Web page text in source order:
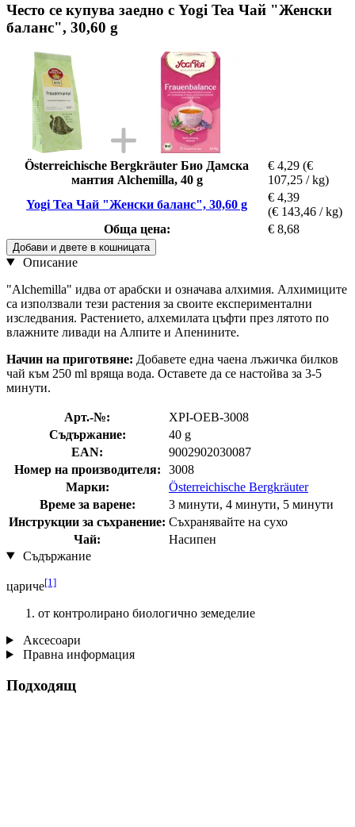
Често се купува заедно с Yogi Tea Чай "Женски
баланс", 30,60 g
Österreichische Bergkräuter Био Дамска
мантия Alchemilla, 40 g
€ 4,29 (€
107,25 / kg)
Yogi Tea Чай "Женски баланс", 30,60 g
€ 4,39
(€ 143,46 / kg)
Обща цена:
€ 8,68
Добави и двете в кошницата
Описание
"Alchemilla" идва от арабски и означава алхимия. Алхимиците
са използвали тези растения за своите експериментални
изследвания. Растението, алхемилата цъфти през лятото по
влажните ливади на Алпите и Апенините.
Начин на приготвяне: Добавете една чаена лъжичка билков
чай към 250 ml вряща вода. Оставете да се настойва за 3-5
минути.
Арт.-№:
XPI-OEB-3008
Съдържание:
40 g
EAN:
9002902030087
Номер на производителя:
3008
Марки:
Österreichische Bergkräuter
Време за варене:
3 минути, 4 минути, 5 минути
Инструкции за съхранение: Съхранявайте на сухо
Чай:
Насипен
Съдържание
цариче[1]
от контролирано биологично земеделие
Аксесоари
Правна информация
Подходящ